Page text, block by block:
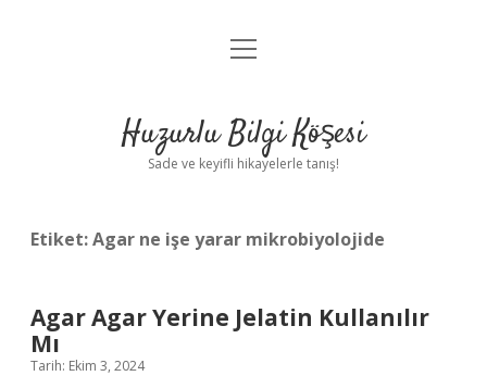
Anasayfa
Yasal Uyarı
menüyü
Huzurlu Bilgi Köşesi
Sade ve keyifli hikayelerle tanış!
Etiket:Agar ne işe yarar mikrobiyolojide
Agar Agar Yerine Jelatin Kullanılır
Mı
Tarih: Ekim 3, 2024